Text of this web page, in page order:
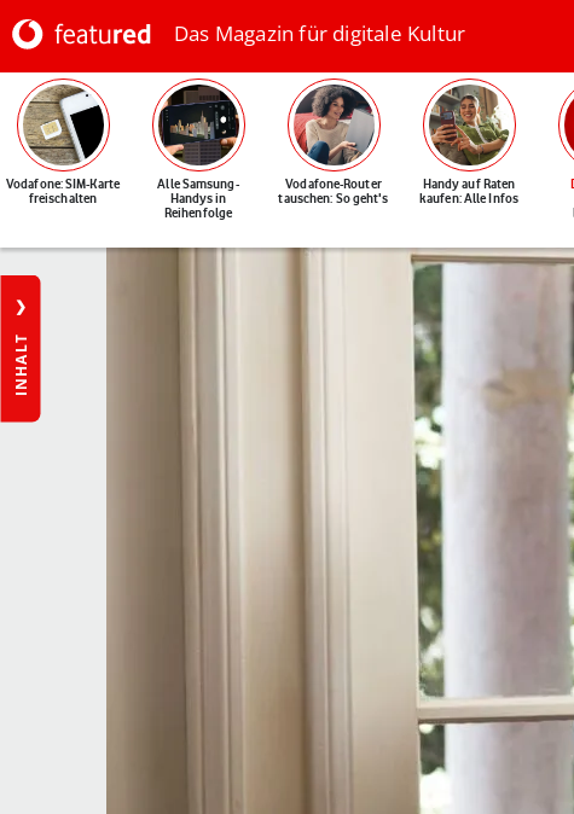
Das Magazin für digitale Kultur
Vodafone: SIM-Karte
freischalten
Alle Samsung-
Handys in
Reihenfolge
Vodafone-Router
tauschen: So geht's
Handy auf Raten
kaufen: Alle Infos
INHALT